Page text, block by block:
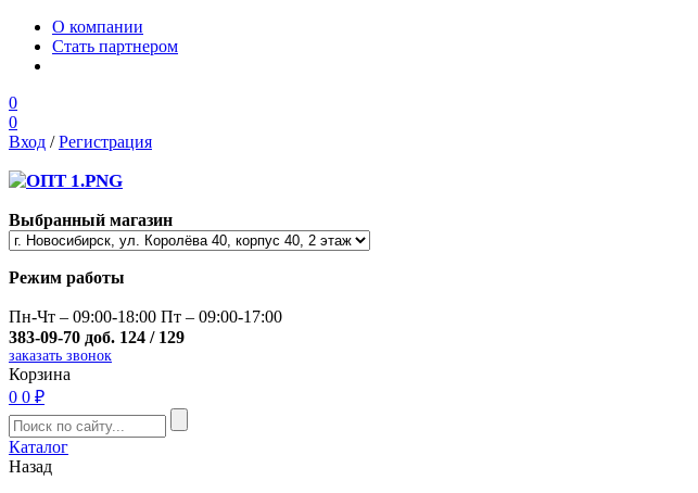
О компании
Стать партнером
0
0
Вход /Регистрация
Выбранный магазин
Режим работы
Пн-Чт – 09:00-18:00 Пт – 09:00-17:00
383-09-70 доб. 124 / 129
заказать звонок
Корзина
0 0 ₽
Каталог
Назад